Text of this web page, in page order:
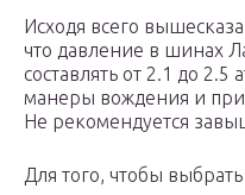
Исходя всего
что давление в шинах
составлять от 2.1 до
манеры вождения и
Не рекомендуется
Для того, чтобы